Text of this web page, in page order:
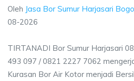
Oleh Jasa Bor Sumur Harjasari
08-2026
TIRTANADI Bor Sumur Harjasari
493 097 / 0821 2227 7062
Kurasan Bor Air Kotor menjadi